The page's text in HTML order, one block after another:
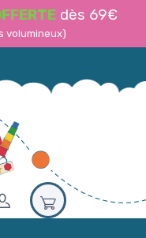
dès 69€
volumineux)